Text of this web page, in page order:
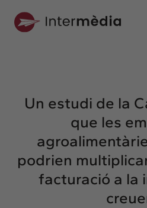
Interconnexió
Els nostres serveis
Interacció
Projectes
Un estudi de la
que les
podrien
facturació a la